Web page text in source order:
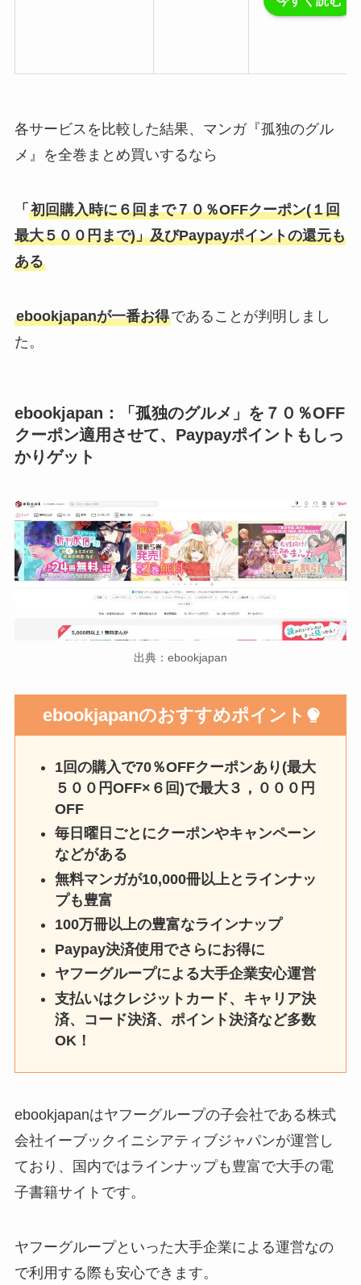
各サービスを比較した結果、マンガ『孤独のグル
メ』を全巻まとめ買いするなら
「 初回購入時に６回まで７０％OFFクーポン(１回
最大５００円まで)」及びPaypayポイントの還元も
ある
ebookjapanが一番お得であることが判明しまし
た。
ebookjapan：「孤独のグルメ」を７０％OFF
クーポン適用させて、Paypayポイントもしっ
かりゲット
出典：ebookjapan
ebookjapanのおすすめポイント
1回の購入で70％OFFクーポンあり(最大
５００円OFF×６回)で最大３，０００円
OFF
毎日曜日ごとにクーポンやキャンペーン
などがある
無料マンガが10,000冊以上とラインナッ
プも豊富
100万冊以上の豊富なラインナップ
Paypay決済使用でさらにお得に
ヤフーグループによる大手企業安心運営
支払いはクレジットカード、キャリア決
済、コード決済、ポイント決済など多数
OK！
ebookjapanはヤフーグループの子会社である株式
会社イーブックイニシアティブジャパンが運営し
ており、国内ではラインナップも豊富で大手の電
子書籍サイトです。
ヤフーグループといった大手企業による運営なの
で利用する際も安心できます。